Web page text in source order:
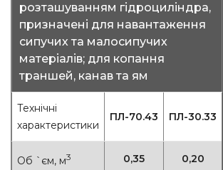
розташуванням гідроциліндра,
призначені для навантаження
сипучих та малосипучих
матеріалів; для копання
траншей, канав та ям
Технічні
характеристики
ПЛ-70.43 ПЛ-30.33
Об `єм, м3 0,35 0,20